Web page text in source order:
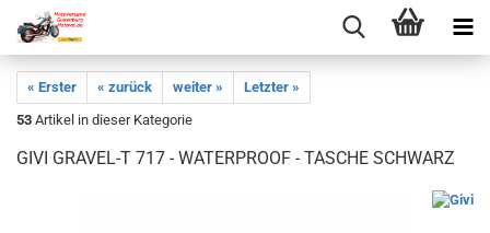
« Erster « zurück weiter »
Letzter »
53 Artikel in dieser Kategorie
GIVI GRAVEL-T 717 - WATERPROOF - TASCHE SCHWARZ